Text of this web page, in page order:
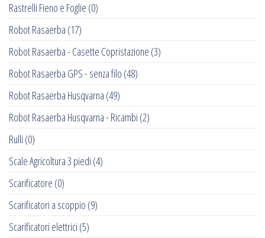
Rastrelli Fieno e Foglie (0)
Robot Rasaerba (17)
Robot Rasaerba - Casette Copristazione (3)
Robot Rasaerba GPS - senza filo (48)
Robot Rasaerba Husqvarna (49)
Robot Rasaerba Husqvarna - Ricambi (2)
Rulli (0)
Scale Agricoltura 3 piedi (4)
Scarificatore (0)
Scarificatori a scoppio (9)
Scarificatori elettrici (5)